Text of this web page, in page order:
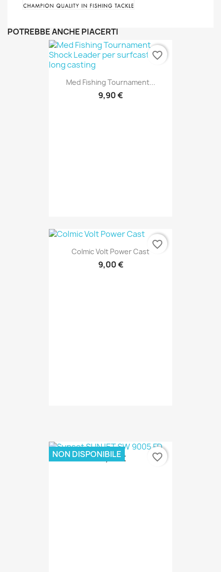
POTREBBE ANCHE PIACERTI
Med Fishing Tournament...
9,90 €
favorite_border
Colmic Volt Power Cast
9,00 €
favorite_border
98,00 €
NON DISPONIBILE favorite_border